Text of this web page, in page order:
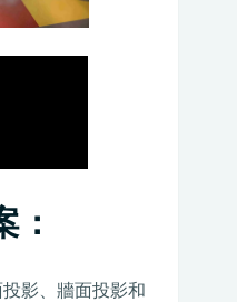
：
影、牆面投影和